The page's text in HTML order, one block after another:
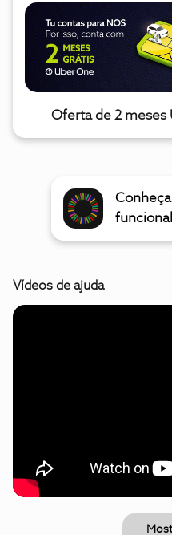
Oferta de 2 meses
Vídeos de ajuda